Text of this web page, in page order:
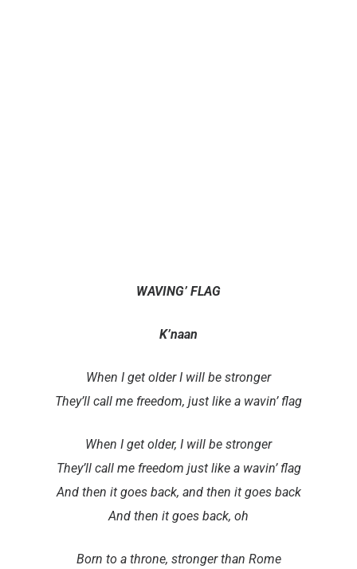
WAVING’ FLAG
K’naan
When I get older I will be stronger
They’ll call me freedom, just like a wavin’ flag
When I get older, I will be stronger
They’ll call me freedom just like a wavin’ flag
And then it goes back, and then it goes back
And then it goes back, oh
Born to a throne, stronger than Rome